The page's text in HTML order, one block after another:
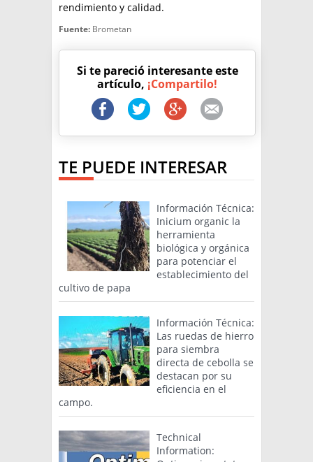
rendimiento y calidad.
Fuente: Brometan
Si te pareció interesante este
artículo, ¡Compartilo!
TE PUEDE INTERESAR
Información Técnica:
Inicium organic la
herramienta
biológica y orgánica
para potenciar el
establecimiento del
cultivo de papa
Información Técnica:
Las ruedas de hierro
para siembra
directa de cebolla se
destacan por su
eficiencia en el
campo.
Technical
Information: